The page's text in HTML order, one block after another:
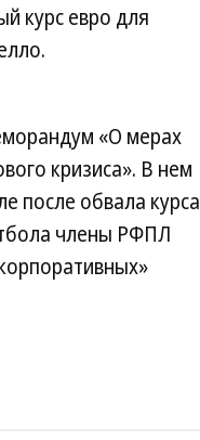
курс евро для
«О мерах
кризиса». В нем
после обвала курса
члены РФПЛ